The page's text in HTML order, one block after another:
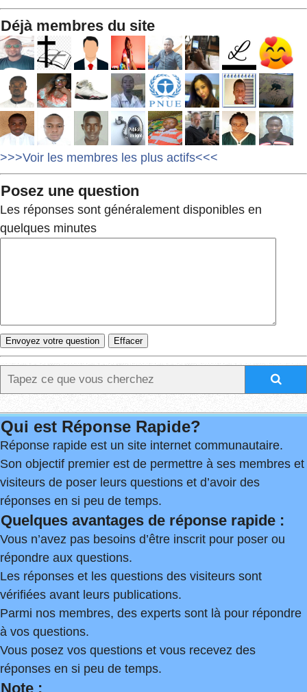
Déjà membres du site
>>>Voir les membres les plus actifs<<<
Posez une question
Les réponses sont généralement disponibles en
quelques minutes
Qui est Réponse Rapide?
Réponse rapide est un site internet communautaire.
Son objectif premier est de permettre à ses membres et
visiteurs de poser leurs questions et d’avoir des
réponses en si peu de temps.
Quelques avantages de réponse rapide :
Vous n’avez pas besoins d’être inscrit pour poser ou
répondre aux questions.
Les réponses et les questions des visiteurs sont
vérifiées avant leurs publications.
Parmi nos membres, des experts sont là pour répondre
à vos questions.
Vous posez vos questions et vous recevez des
réponses en si peu de temps.
Note :